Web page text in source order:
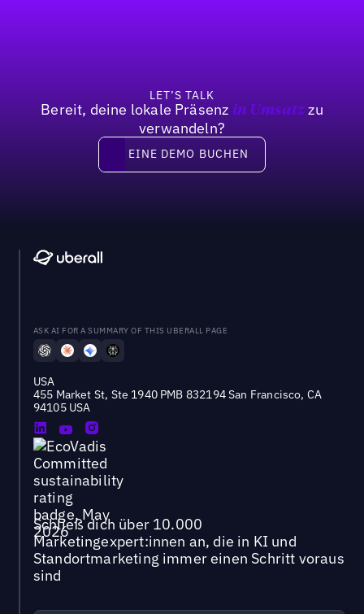
LET’S TALK
Bereit, deine lokale Präsenz in Umsatzzu
verwandeln?
Eine Demo buchen
EINE DEMO BUCHEN
ASK AI FOR A SUMMARY OF THIS UBERALL PAGE
USA
455 Market St, Ste 1940 PMB 832194 San Francisco, CA
94105 USA
Schließ dich über 10.000
Marketingexpert:innen an, die in KI und
Standortmarketing immer einen Schritt voraus
sind